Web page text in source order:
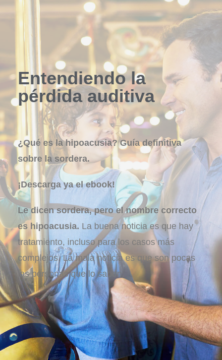
Entendiendo la
pérdida auditiva
¿Qué es la hipoacusia? Guía definitiva
sobre la sordera.
¡Descarga ya el ebook!
Le dicen sordera, pero el nombre correcto
es hipoacusia. La buena noticia es que hay
tratamiento, incluso para los casos más
complejos. La mala noticia es que son pocas
las personas que lo saben.